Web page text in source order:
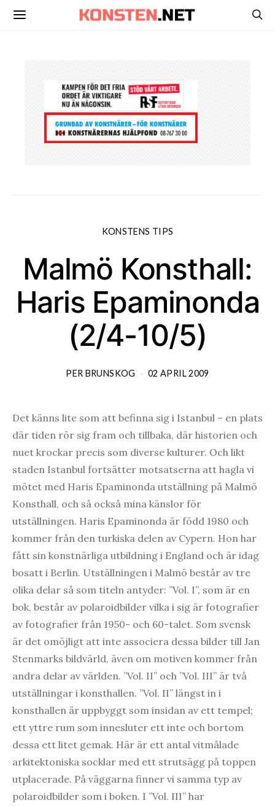
KONSTENS TIPS
Malmö Konsthall:
Haris Epaminonda
(2/4-10/5)
PER BRUNSKOG 02 APRIL 2009
Det känns lite som att befinna sig i Istanbul – en plats
där tiden rör sig fram och tillbaka, där historien och
nuet krockar precis som diverse kulturer. Och likt
staden Istanbul fortsätter motsatserna att hagla vi
mötet med Haris Epaminonda utställning på Malmö
Konsthall, och så också mina känslor för
utställningen. Haris Epaminonda är född 1980 och
kommer från den turkiska delen av Cypern. Hon har
fått sin konstnärliga utbildning i England och är idag
bosatt i Berlin. Utställningen i Malmö består av tre
olika delar så som titeln antyder: ”Vol. I”, som är en
bok, består av polaroidbilder vilka i sig är fotografier
av fotografier från 1950- och 60-talet. Som svensk
är det omöjligt att inte associera dessa bilder till Jan
Stenmarks bildvärld, även om motiven kommer från
andra delar av världen. ”Vol. II” och ”Vol. III” är två
utställningar i konsthallen. ”Vol. II” längst in i
konsthallen är uppbyggt som insidan av ett tempel;
ett yttre rum som innesluter ett inte och bortom
dessa ett litet gemak. Här är ett antal vitmålade
arkitektoniska socklar med ett strutsägg på toppen
utplacerade. På väggarna finner vi samma typ av
polaroidbilder som i boken. I ”Vol. III” har